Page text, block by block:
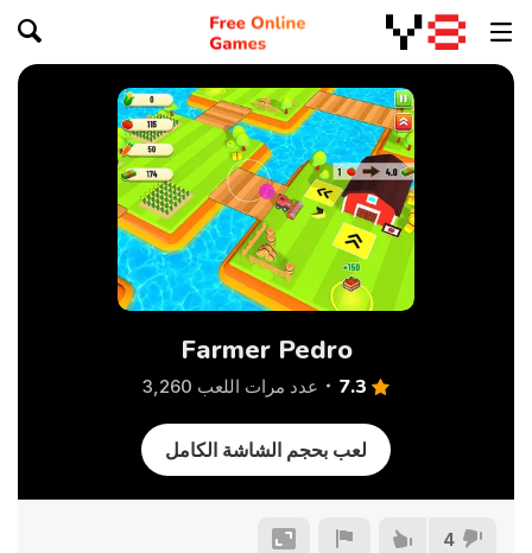
Farmer Pedro
7.3 عدد مرات اللعب 3,260
لعب بحجم الشاشة الكامل
4